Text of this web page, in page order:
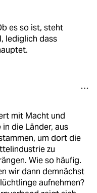
es so ist, steht
lediglich dass
mit Macht und
die Länder, aus
um dort die
zu
Wie so häufig.
wir dann demnächst
aufnehmen?